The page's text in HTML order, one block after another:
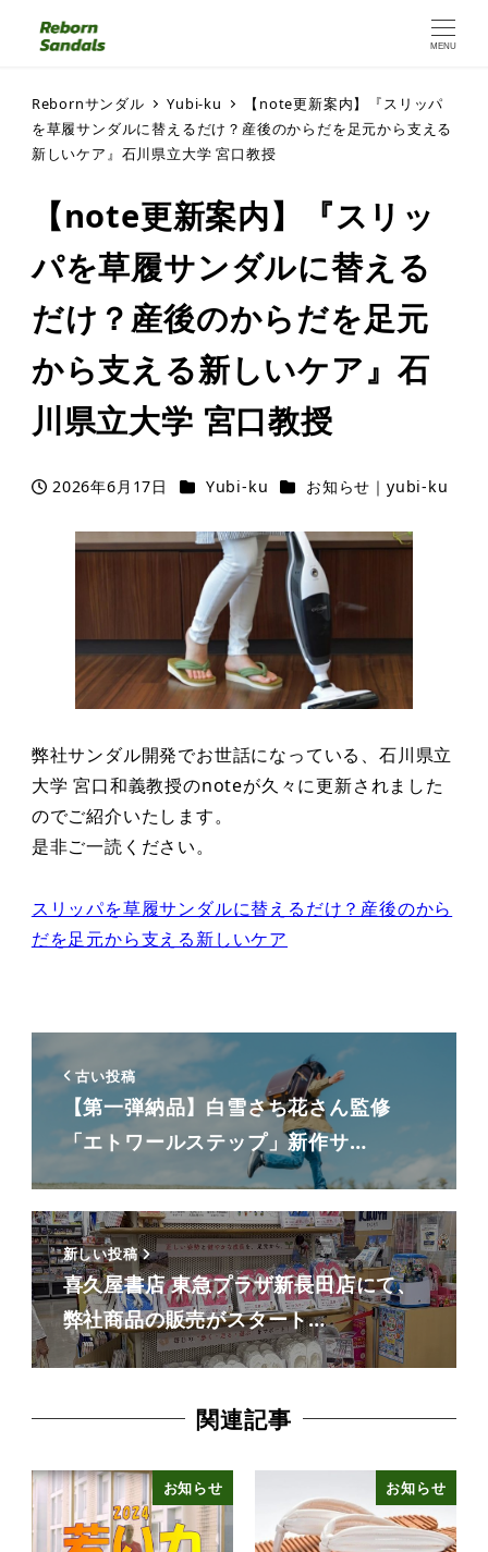
MENU
Rebornサンダル Yubi-ku
【note更新案内】『スリッパ
を草履サンダルに替えるだけ？産後のからだを足元から支える
新しいケア』石川県立大学 宮口教授
【note更新案内】『スリッ
パを草履サンダルに替える
だけ？産後のからだを足元
から支える新しいケア』石
川県立大学 宮口教授
投稿日
2026年6月17日 カテゴリー
Yubi-ku カテゴリー
お知らせ｜yubi-ku
弊社サンダル開発でお世話になっている、石川県立
大学 宮口和義教授のnoteが久々に更新されました
のでご紹介いたします。
是非ご一読ください。
スリッパを草履サンダルに替えるだけ？産後のから
だを足元から支える新しいケア
古い投稿
【第一弾納品】白雪さち花さん監修
「エトワールステップ」新作サ…
新しい投稿
喜久屋書店 東急プラザ新長田店にて、
弊社商品の販売がスタート…
関連記事
お知らせ お知らせ